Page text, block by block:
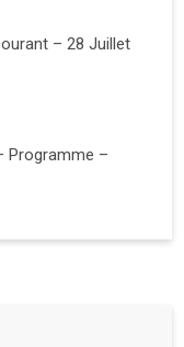
– 28 Juillet
Programme –